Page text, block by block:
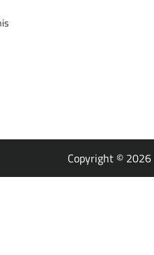
Copyright © 2026